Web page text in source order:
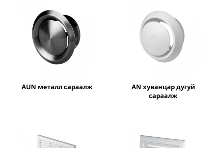
AUN металл сараалж
AN хуванцар дугуй
сараалж